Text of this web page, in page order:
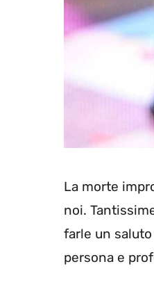
La morte
noi.
farle un
persona e